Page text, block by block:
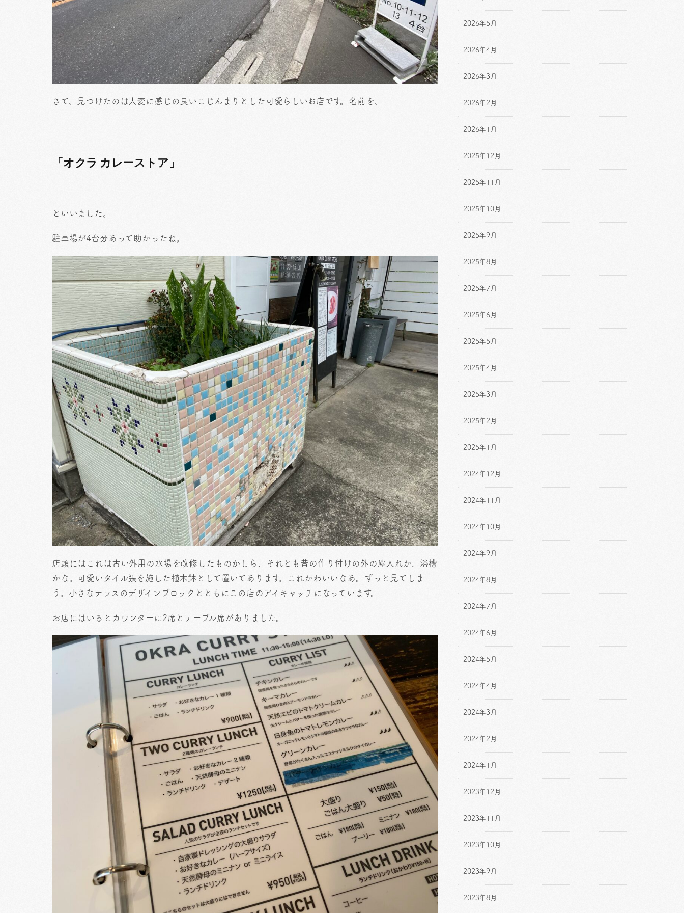
さて、見つけたのは大変に感じの良いこじんまりとした可愛らしいお店です。名前を、
「オクラ カレーストア」
といいました。
駐車場が4台分あって助かったね。
店頭にはこれは古い外用の水場を改修したものかしら、それとも昔の作り付けの外の塵入れか、浴槽
かな。可愛いタイル張を施した植木鉢として置いてあります。これかわいいなあ。ずっと見てしま
う。小さなテラスのデザインブロックとともにこの店のアイキャッチになっています。
お店にはいるとカウンターに2席とテーブル席がありました。
2026年5月
2026年4月
2026年3月
2026年2月
2026年1月
2025年12月
2025年11月
2025年10月
2025年9月
2025年8月
2025年7月
2025年6月
2025年5月
2025年4月
2025年3月
2025年2月
2025年1月
2024年12月
2024年11月
2024年10月
2024年9月
2024年8月
2024年7月
2024年6月
2024年5月
2024年4月
2024年3月
2024年2月
2024年1月
2023年12月
2023年11月
2023年10月
2023年9月
2023年8月